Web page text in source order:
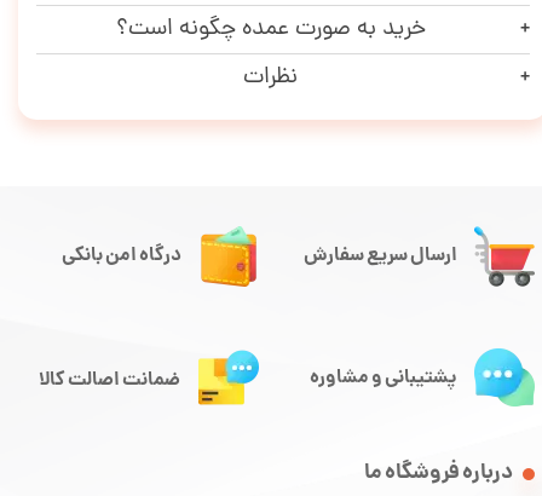
خرید به صورت عمده چگونه است؟
نظرات
ارسال سریع سفارش
درباره فروشگاه ما
درگاه امن بانکی
پشتیبانی و مشاوره ضمانت اصالت کالا